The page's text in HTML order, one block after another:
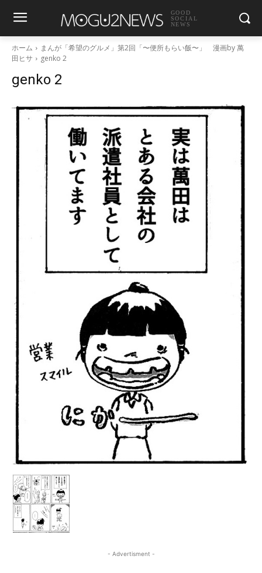
GOOD
SOCIAL
NEWS
ホーム
まんが「希望のグルメ」第2回「〜便所もらい飯〜」 漫画by 萬
田ヒサ
genko 2
genko 2
- Advertisment -